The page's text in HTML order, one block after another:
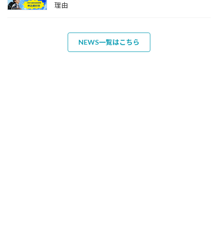
理由
NEWS一覧はこちら